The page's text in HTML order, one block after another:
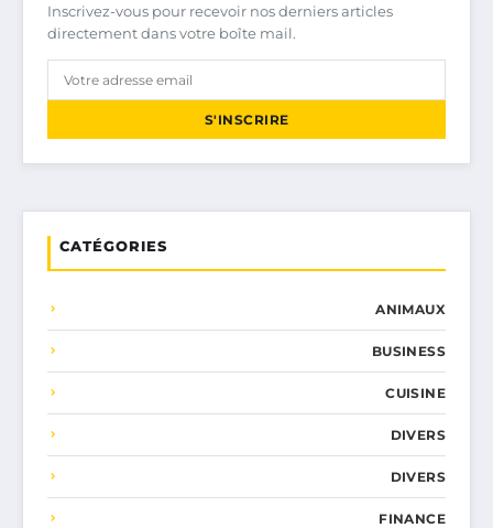
Inscrivez-vous pour recevoir nos derniers articles
directement dans votre boîte mail.
S'INSCRIRE
CATÉGORIES
ANIMAUX
BUSINESS
CUISINE
DIVERS
DIVERS
FINANCE